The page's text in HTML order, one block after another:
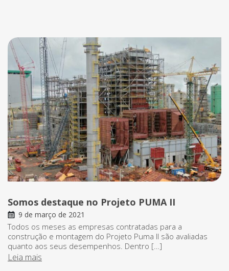
Somos destaque no Projeto PUMA II
9 de março de 2021
Todos os meses as empresas contratadas para a
construção e montagem do Projeto Puma II são avaliadas
quanto aos seus desempenhos. Dentro […]
Leia mais